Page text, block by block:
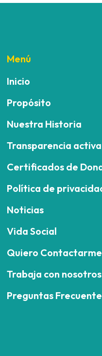
Menú
Inicio
Propósito
Nuestra Historia
Transparencia activa
Certificados de
Política de
Noticias
Vida Social
Quiero Contactarme
Trabaja con nosotros
Preguntas